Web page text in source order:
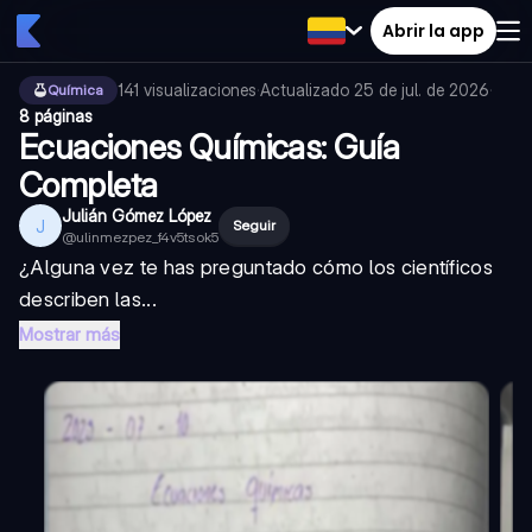
Abrir la app
Química 141 visualizaciones·Actualizado 25 de jul. de 2026·
8 páginas
Ecuaciones Químicas: Guía
Completa
J Julián Gómez López
@ulinmezpez_f4v5tsok5
Seguir
¿Alguna vez te has preguntado cómo los científicos
describen las...
Mostrar más